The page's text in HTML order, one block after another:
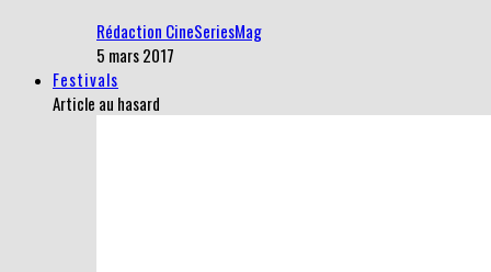
Rédaction CineSeriesMag
5 mars 2017
Festivals
Article au hasard